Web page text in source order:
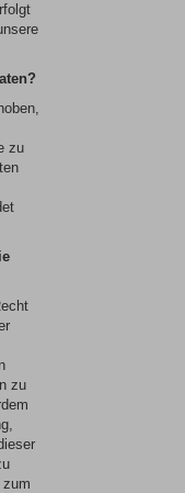
zu
zu
zum